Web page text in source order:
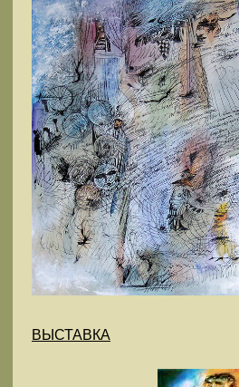
ВЫСТАВКА